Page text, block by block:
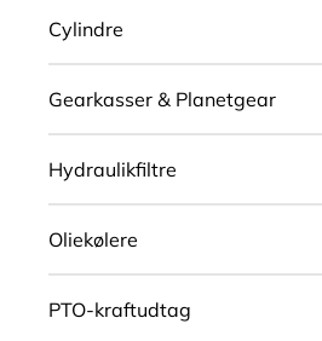
Cylindre
Gearkasser & Planetgear
Hydraulikfiltre
Oliekølere
PTO-kraftudtag